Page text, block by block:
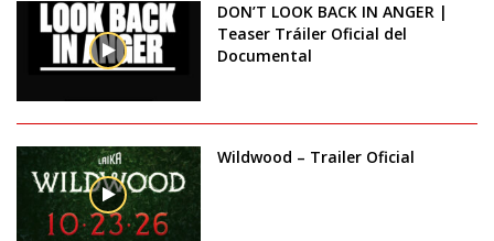
DON’T LOOK BACK IN ANGER |
Teaser Tráiler Oficial del
Documental
Wildwood – Trailer Oficial